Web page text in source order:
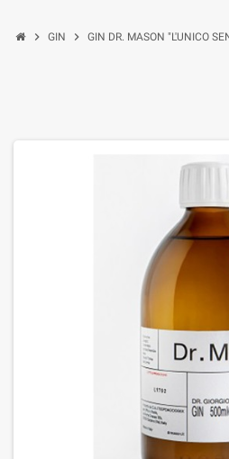
chevron_right GIN chevron_right GIN DR. MASON "L'UNICO